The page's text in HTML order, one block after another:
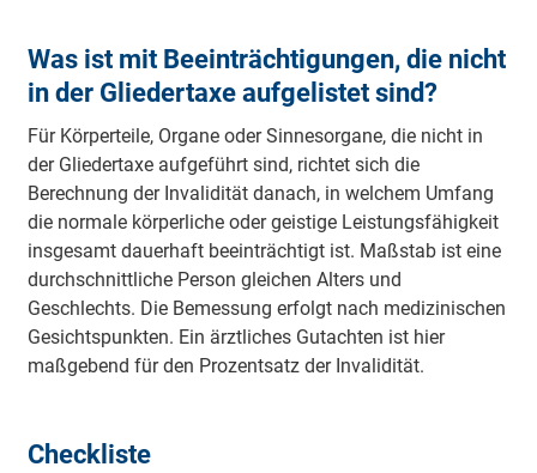
Was ist mit Beeinträchtigungen, die nicht
in der Gliedertaxe aufgelistet sind?
Für Körperteile, Organe oder Sinnesorgane, die nicht in
der Gliedertaxe aufgeführt sind, richtet sich die
Berechnung der Invalidität danach, in welchem Umfang
die normale körperliche oder geistige Leistungsfähigkeit
insgesamt dauerhaft beeinträchtigt ist. Maßstab ist eine
durchschnittliche Person gleichen Alters und
Geschlechts. Die Bemessung erfolgt nach medizinischen
Gesichtspunkten. Ein ärztliches Gutachten ist hier
maßgebend für den Prozentsatz der Invalidität.
Checkliste